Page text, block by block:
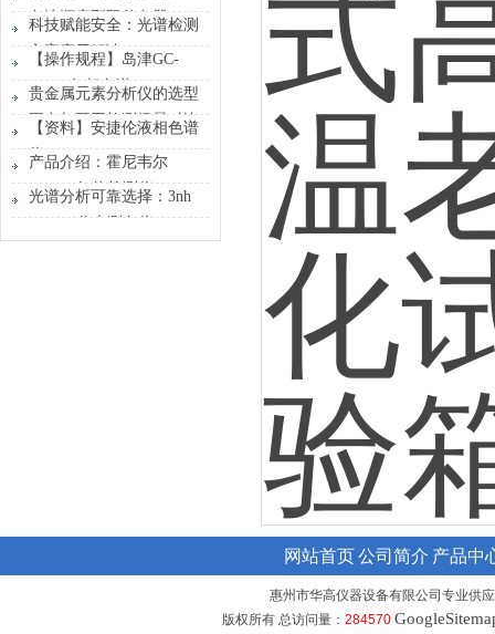
GC/MSD
岛津顺序型双单色器
科技赋能安全：光谱检测
方案应用解读
【操作规程】岛津GC-
2014C气相色谱
贵金属元素分析仪的选型
要点与不同检测场景对比
【资料】安捷伦液相色谱
仪
产品介绍：霍尼韦尔
FLEX4气体检测仪
光谱分析可靠选择：3nh
NS820 分光测色仪
网站首页公司简介 产品中
惠州市华高仪器设备有限公司专业供应
版权所有 总访问量： 284570